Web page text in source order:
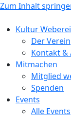
Zum Inhalt
Kultur Weberei
Der Verein
Kontakt &
Mitmachen
Mitglied
Spenden
Events
Alle Events